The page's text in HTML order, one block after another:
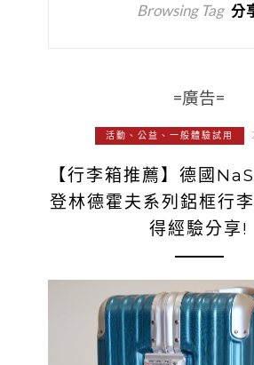
Browsing Tag 分
=廣告=
活動、公益、一般體驗試用
【行李箱推薦】德國
登林德霍夫系列鋁框行
得經驗分享!